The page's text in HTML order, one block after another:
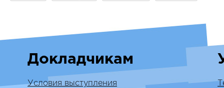
Докладчикам
Условия выступления